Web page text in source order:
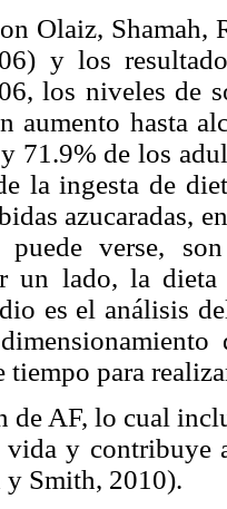
Olaiz, Shamah,
y los
los niveles de
aumento hasta
71.9% de los
la ingesta de
azucaradas,
verse,
un lado, la
es el análisis
tiempo para
de AF, lo cual
y contribuye
y Smith, 2010).